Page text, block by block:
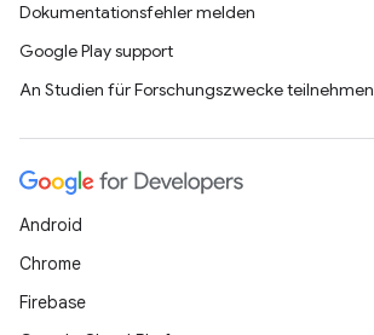
Dokumentationsfehler melden
Google Play support
An Studien für Forschungszwecke teilnehmen
Android
Chrome
Firebase